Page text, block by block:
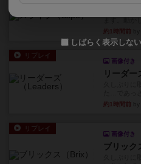
メインコマ
約1時間前
リプレイ
画像付き
リーダー
約1時間前
リプレイ
画像付き
ブリック
しばらく表示しない